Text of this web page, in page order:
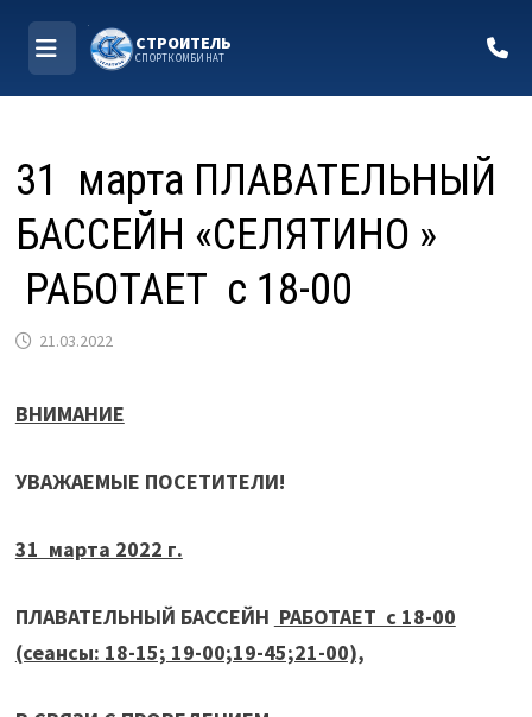
содержимому
МЕНЮ
СТРОИТЕЛЬ
СПОРТКОМБИНАТ
31 марта ПЛАВАТЕЛЬНЫЙ
БАССЕЙН «СЕЛЯТИНО »
РАБОТАЕТ с 18-00
21.03.2022
ВНИМАНИЕ
УВАЖАЕМЫЕ ПОСЕТИТЕЛИ!
31 марта 2022 г.
ПЛАВАТЕЛЬНЫЙ БАССЕЙН РАБОТАЕТ с 18-00
(сеансы: 18-15; 19-00;19-45;21-00),